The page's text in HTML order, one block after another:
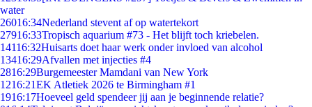
water
26016:34Nederland stevent af op watertekort
27916:33Tropisch aquarium #73 - Het blijft toch kriebelen.
14116:32Huisarts doet haar werk onder invloed van alcohol
13416:29Afvallen met injecties #4
2816:29Burgemeester Mamdani van New York
1216:21EK Atletiek 2026 te Birmingham #1
1916:17Hoeveel geld spendeer jij aan je beginnende relatie?